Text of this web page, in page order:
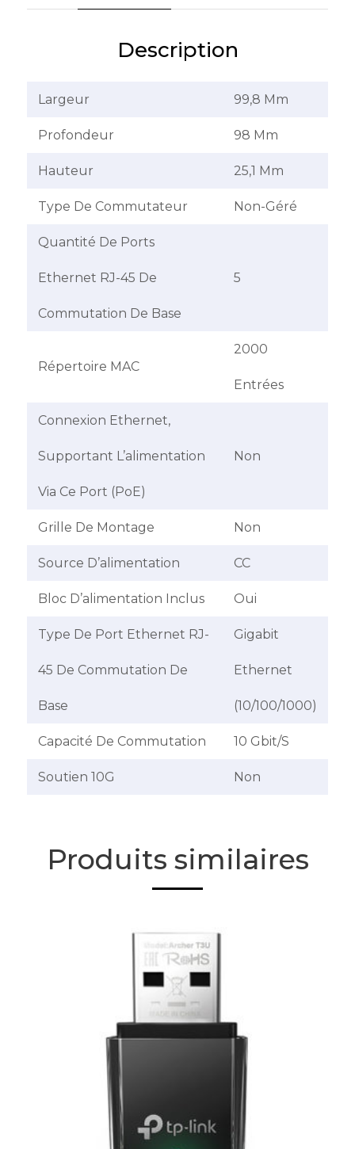
Description
Largeur 99,8 Mm
Profondeur 98 Mm
Hauteur 25,1 Mm
Type De Commutateur Non-Géré
Quantité De Ports
Ethernet RJ-45 De
Commutation De Base
5
Répertoire MAC
2000
Entrées
Connexion Ethernet,
Supportant L’alimentation
Via Ce Port (PoE)
Non
Grille De Montage Non
Source D’alimentation CC
Bloc D’alimentation Inclus Oui
Type De Port Ethernet RJ-
45 De Commutation De
Base
Gigabit
Ethernet
(10/100/1000)
Capacité De Commutation 10 Gbit/S
Soutien 10G Non
Produits similaires